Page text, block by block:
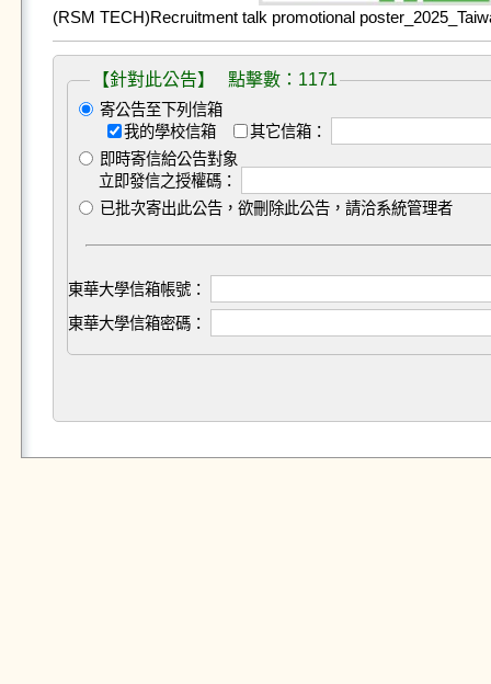
(RSM TECH)Recruitment talk promotional
【針對此公告】 點擊數：1171
寄公告至下列信箱
我的學校信箱
其它信箱：
即時寄信給公告對象
立即發信之授權碼：
已批次寄出此公告，欲刪除此公告，請洽系統管理者
東華大學信箱帳號：
東華大學信箱密碼：